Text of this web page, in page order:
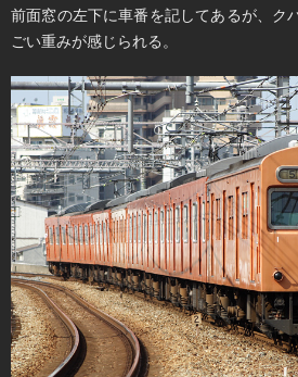
前面窓の左下に車番を記してあるが、ク
ごい重みが感じられる。